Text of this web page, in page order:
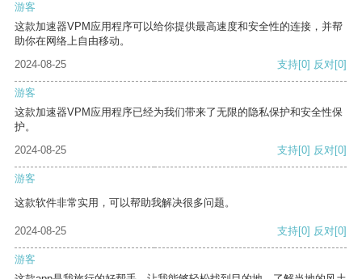
游客
这款加速器VPM应用程序可以给你提供最高速度和安全性的连接，并帮
助你在网络上自由移动。
2024-08-25
支持[0] 反对[0]
游客
这款加速器VPM应用程序已经为我们带来了无限的隐私保护和安全性保
护。
2024-08-25
支持[0] 反对[0]
游客
这款软件非常实用，可以帮助我解决很多问题。
2024-08-25 支持[0] 反对[0]
游客